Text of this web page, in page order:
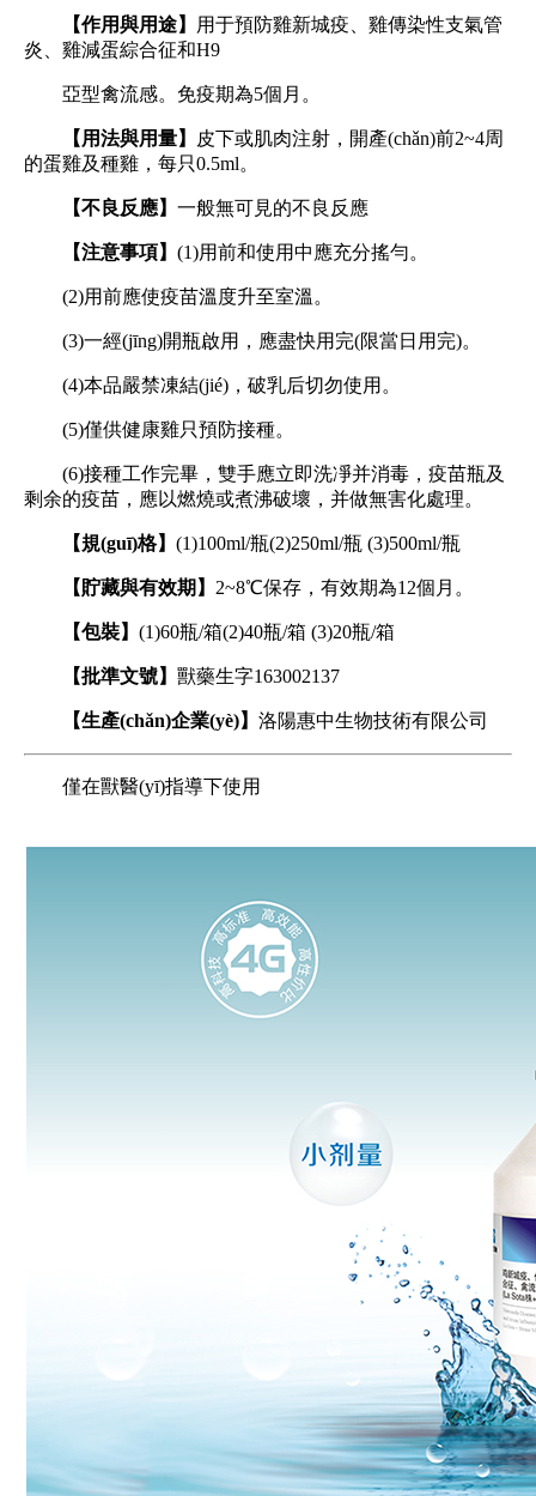
【作用與用途】 用于預防雞新城疫、雞傳染性支氣管
炎、雞減蛋綜合征和H9
亞型禽流感。免疫期為5個月。
【用法與用量】 皮下或肌肉注射，開產(chǎn)前2~4周
的蛋雞及種雞，每只0.5ml。
【不良反應】 一般無可見的不良反應
【注意事項】 (1)用前和使用中應充分搖勻。
(2)用前應使疫苗溫度升至室溫。
(3)一經(jīng)開瓶啟用，應盡快用完(限當日用完)。
(4)本品嚴禁凍結(jié)，破乳后切勿使用。
(5)僅供健康雞只預防接種。
(6)接種工作完畢，雙手應立即洗凈并消毒，疫苗瓶及
剩余的疫苗，應以燃燒或煮沸破壞，并做無害化處理。
【規(guī)格】 (1)100ml/瓶(2)250ml/瓶 (3)500ml/瓶
【貯藏與有效期】 2~8℃保存，有效期為12個月。
【包裝】 (1)60瓶/箱(2)40瓶/箱 (3)20瓶/箱
【批準文號】 獸藥生字163002137
【生產(chǎn)企業(yè)】 洛陽惠中生物技術有限公司
僅在獸醫(yī)指導下使用